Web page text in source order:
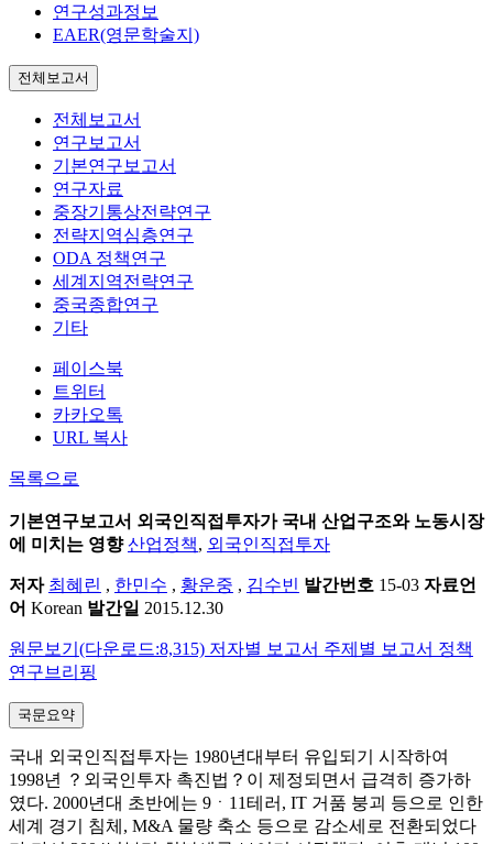
연구성과정보
EAER(영문학술지)
전체보고서
전체보고서
연구보고서
기본연구보고서
연구자료
중장기통상전략연구
전략지역심층연구
ODA 정책연구
세계지역전략연구
중국종합연구
기타
페이스북
트위터
카카오톡
URL 복사
목록으로
기본연구보고서 외국인직접투자가 국내 산업구조와 노동시장
에 미치는 영향산업정책, 외국인직접투자
저자 최혜린 , 한민수 , 황운중 , 김수빈 발간번호 15-03 자료언
어 Korean 발간일 2015.12.30
원문보기(다운로드:8,315) 저자별 보고서 주제별 보고서 정책
연구브리핑
국문요약
국내 외국인직접투자는 1980년대부터 유입되기 시작하여
1998년 ？외국인투자 촉진법？이 제정되면서 급격히 증가하
였다. 2000년대 초반에는 9ㆍ11테러, IT 거품 붕괴 등으로 인한
세계 경기 침체, M&A 물량 축소 등으로 감소세로 전환되었다